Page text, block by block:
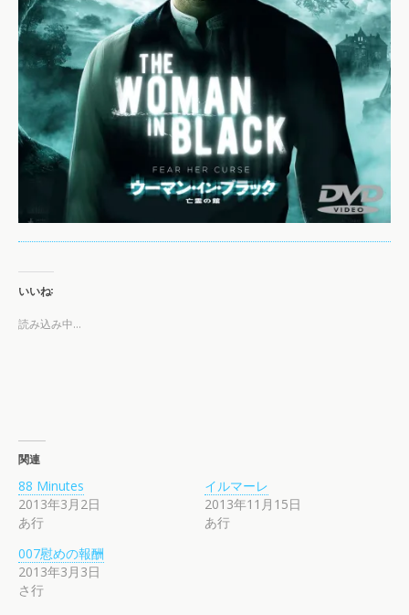
いいね:
読み込み中…
関連
88 Minutes
2013年3月2日
あ行
イルマーレ
2013年11月15日
あ行
007慰めの報酬
2013年3月3日
さ行